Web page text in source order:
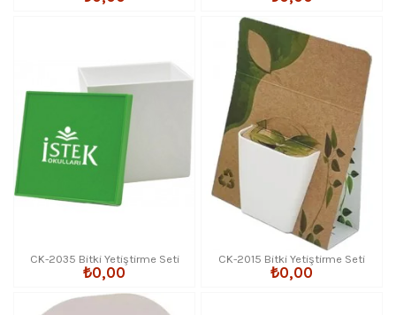
CK-2035 Bitki Yetiştirme Seti
₺0,00
CK-2015 Bitki Yetiştirme Seti
₺0,00